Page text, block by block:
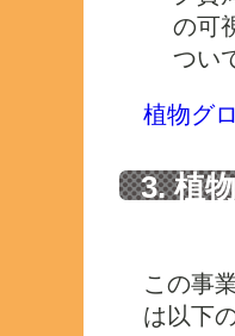
の可
つい
植物グ
3. 植
この事
は以下